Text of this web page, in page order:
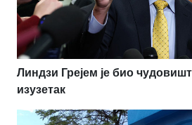
Линдзи Грејем је био
изузетак